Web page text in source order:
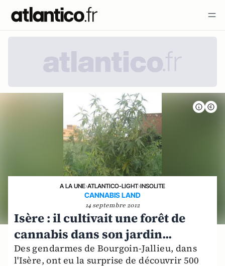
A LA UNE›ATLANTICO-LIGHT›INSOLITE
CANNABIS LAND
14 septembre 2012
Isère : il cultivait une forêt de
cannabis dans son jardin...
Des gendarmes de Bourgoin-Jallieu, dans
l'Isère, ont eu la surprise de découvrir 500